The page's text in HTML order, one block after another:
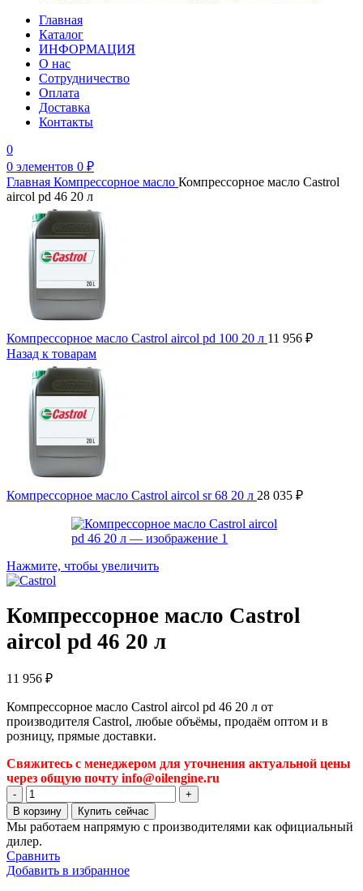
Главная
Каталог
ИНФОРМАЦИЯ
О нас
Сотрудничество
Оплата
Доставка
Контакты
0
0 элементов 0 ₽
Главная Компрессорное масло Компрессорное масло Castrol
aircol pd 46 20 л
Компрессорное масло Castrol aircol pd 100 20 л 11 956 ₽
Назад к товарам
Компрессорное масло Castrol aircol sr 68 20 л 28 035 ₽
Нажмите, чтобы увеличить
Компрессорное масло Castrol
aircol pd 46 20 л
11 956 ₽
Компрессорное масло Castrol aircol pd 46 20 л от
производителя Castrol, любые объёмы, продаём оптом и в
розницу, прямые доставки.
Свяжитесь с менеджером для уточнения актуальной цены
через общую почту info@oilengine.ru
Количество
товара
Компрессорное
масло
Castrol
aircol
pd
В корзину Купить сейчас
Мы работаем напрямую с производителями как официальный
дилер.
Сравнить
Добавить в избранное